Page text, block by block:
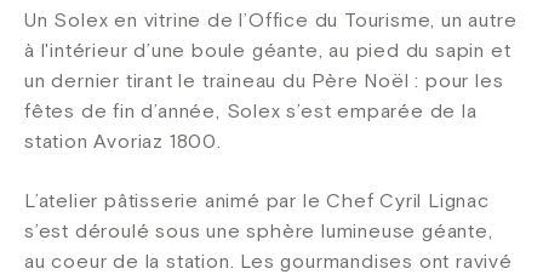
Un Solex en vitrine de l’Office du Tourisme, un autre
à l'intérieur d’une boule géante, au pied du sapin et
un dernier tirant le traineau du Père Noël : pour les
fêtes de fin d’année, Solex s’est emparée de la
station Avoriaz 1800.
L’atelier pâtisserie animé par le Chef Cyril Lignac
s’est déroulé sous une sphère lumineuse géante,
au coeur de la station. Les gourmandises ont ravivé